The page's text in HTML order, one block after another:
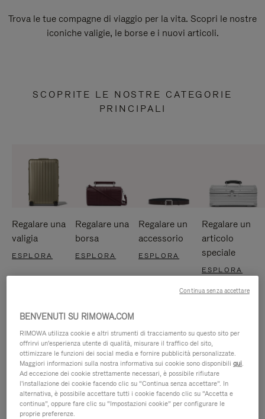
Trova le tue compagne di viaggio per la vita. Scopri le nostre
iconiche valigie, le borse e i nuovi articoli.
SCOPRITE LE NOSTRE CATEGORIE
PRINCIPALI
Regalare una
valigia
ESPLORA
Regalare una
borsa
ESPLORA
Regalare un
accessorio
ESPLORA
Regalare un
articolo
speciale
ESPLORA
BENVENUTI SU RIMOWA.COM
RIMOWA utilizza cookie e altri strumenti di tracciamento su questo sito per
offrirvi un'esperienza utente di qualità, misurare il traffico del sito,
ottimizzare le funzioni dei social media e fornire pubblicità personalizzate.
Maggiori informazioni sulla nostra informativa sui cookie sono disponibiliqui.
Ad eccezione dei cookie strettamente necessari, è possibile rifiutare
l'installazione dei cookie facendo clic su “Continua senza accettare”. In
alternativa, è possibile accettare tutti i cookie facendo clic su “Accetta e
continua”, oppure fare clic su “Impostazioni cookie” per configurare le
proprie preferenze.
Continua senza accettare